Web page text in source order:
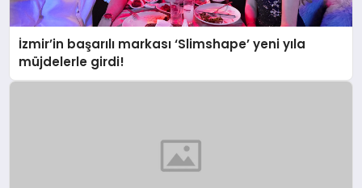
İzmir’in başarılı markası ‘Slimshape’ yeni yıla
müjdelerle girdi!